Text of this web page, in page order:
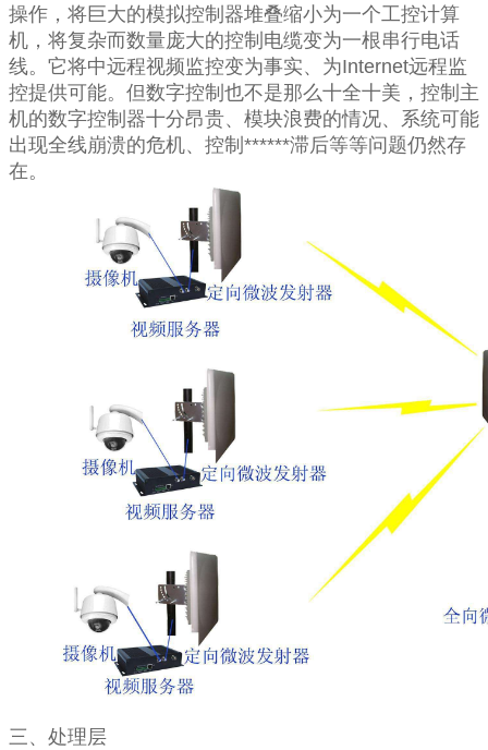
操作，将巨大的模拟控制器堆叠缩小为一个工控计算
机，将复杂而数量庞大的控制电缆变为一根串行电话
线。它将中远程视频监控变为事实、为Internet远程监
控提供可能。但数字控制也不是那么十全十美，控制主
机的数字控制器十分昂贵、模块浪费的情况、系统可能
出现全线崩溃的危机、控制******滞后等等问题仍然存
在。
三、处理层